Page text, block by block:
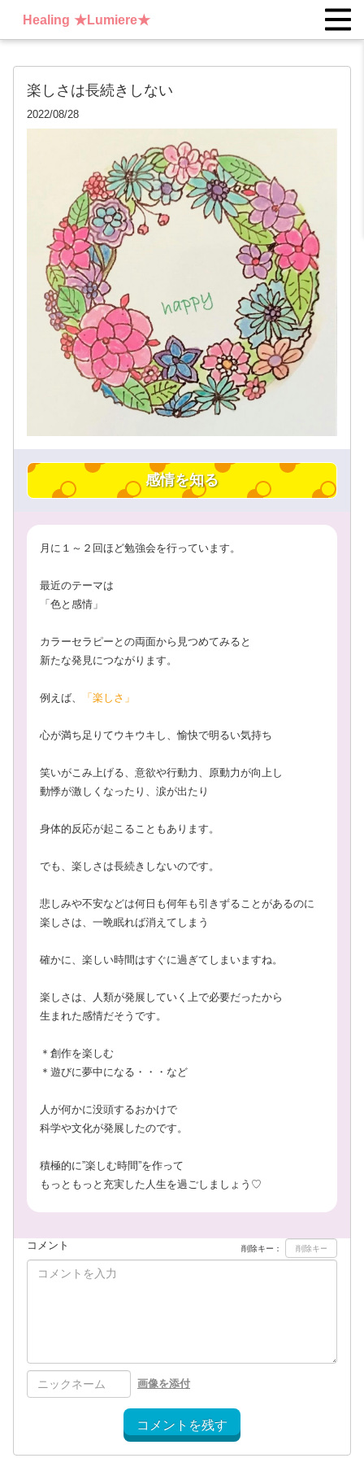
Healing ★Lumiere★
楽しさは長続きしない
2022/08/28
感情を知る
月に１～２回ほど勉強会を行っています。
最近のテーマは
「色と感情」
カラーセラピーとの両面から見つめてみると
新たな発見につながります。
例えば、 「楽しさ」
心が満ち足りてウキウキし、愉快で明るい気持ち
笑いがこみ上げる、意欲や行動力、原動力が向上し
動悸が激しくなったり、涙が出たり
身体的反応が起こることもあります。
でも、楽しさは長続きしないのです。
悲しみや不安などは何日も何年も引きずることがあるのに
楽しさは、一晩眠れば消えてしまう
確かに、楽しい時間はすぐに過ぎてしまいますね。
楽しさは、人類が発展していく上で必要だったから
生まれた感情だそうです。
＊創作を楽しむ
＊遊びに夢中になる・・・など
人が何かに没頭するおかけで
科学や文化が発展したのです。
積極的に”楽しむ時間”を作って
もっともっと充実した人生を過ごしましょう♡
コメント 削除キー：
画像を添付
コメントを残す